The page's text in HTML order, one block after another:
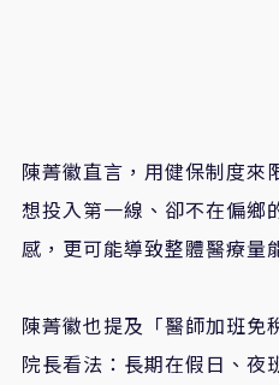
陳菁徽直言 ， 用健保制度來
想投入第一線、卻不在偏鄉
感，更可能導致整體醫療量
陳菁徽也提及「醫師加班免
院長看法 ： 長期在假日、夜